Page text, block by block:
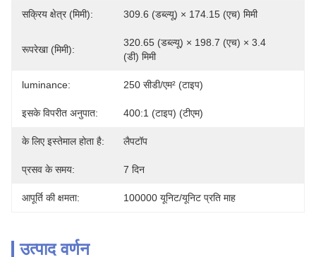
सक्रिय क्षेत्र (मिमी): 309.6 (डब्ल्यू) × 174.15 (एच) मिमी
रूपरेखा (मिमी):
320.65 (डब्ल्यू) × 198.7 (एच) × 3.4
(डी) मिमी
luminance: 250 सीडी/एम² (टाइप)
इसके विपरीत अनुपात: 400:1 (टाइप) (टीएम)
के लिए इस्तेमाल होता है: लैपटॉप
प्रसव के समय: 7 दिन
आपूर्ति की क्षमता: 100000 यूनिट/यूनिट प्रति माह
उत्पाद वर्णन